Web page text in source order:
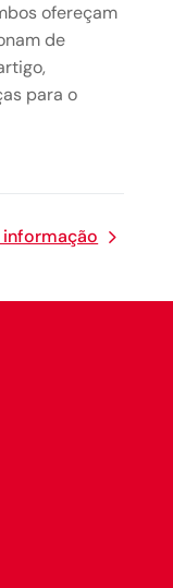
ofereçam
de
para o
informação